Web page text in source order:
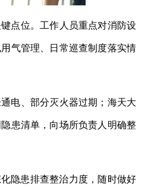
点位。工作人员重点对消防设
气管理、日常巡查制度落实情
电、部分灭火器过期；海天大
患清单，向场所负责人明确整
隐患排查整治力度，随时做好